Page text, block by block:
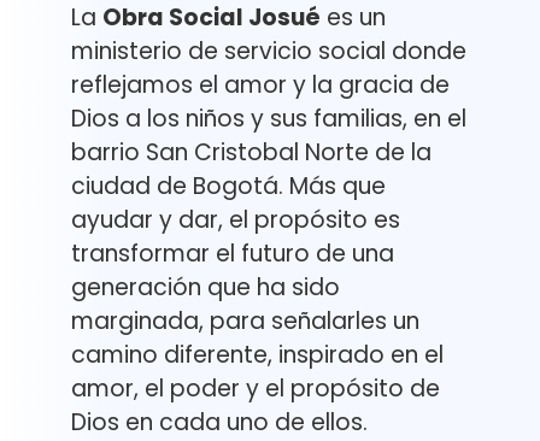
La Obra Social Josué es un
ministerio de servicio social donde
reflejamos el amor y la gracia de
Dios a los niños y sus familias, en el
barrio San Cristobal Norte de la
ciudad de Bogotá. Más que
ayudar y dar, el propósito es
transformar el futuro de una
generación que ha sido
marginada, para señalarles un
camino diferente, inspirado en el
amor, el poder y el propósito de
Dios en cada uno de ellos.